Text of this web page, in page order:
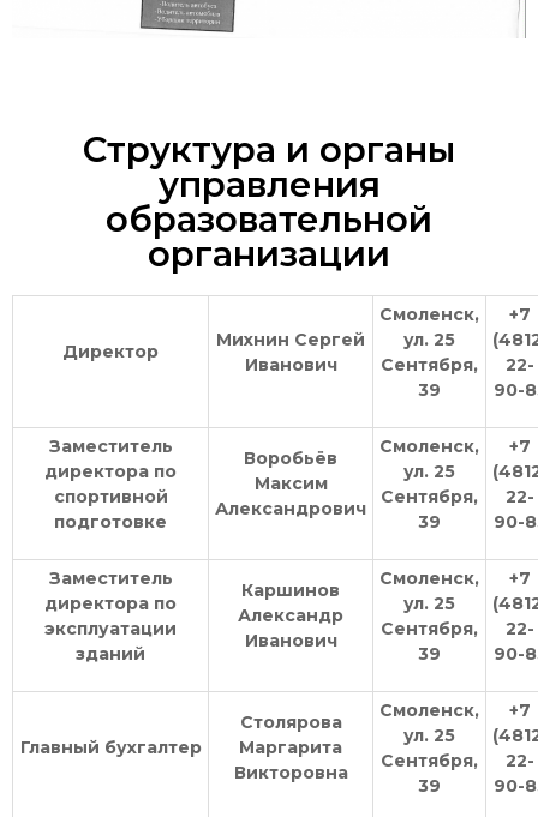
Структура и органы
управления
образовательной
организации
Директор
Михнин Сергей
Иванович
Смоленск,
ул. 25
Сентября,
39
+7
22-
90-
Заместитель
директора по
спортивной
подготовке
Воробьёв
Максим
Александрович
Смоленск,
ул. 25
Сентября,
39
+7
22-
90-
Заместитель
директора по
эксплуатации
зданий
Каршинов
Александр
Иванович
Смоленск,
ул. 25
Сентября,
39
+7
22-
90-
Главный бухгалтер
Столярова
Маргарита
Викторовна
Смоленск,
ул. 25
Сентября,
39
+7
22-
90-